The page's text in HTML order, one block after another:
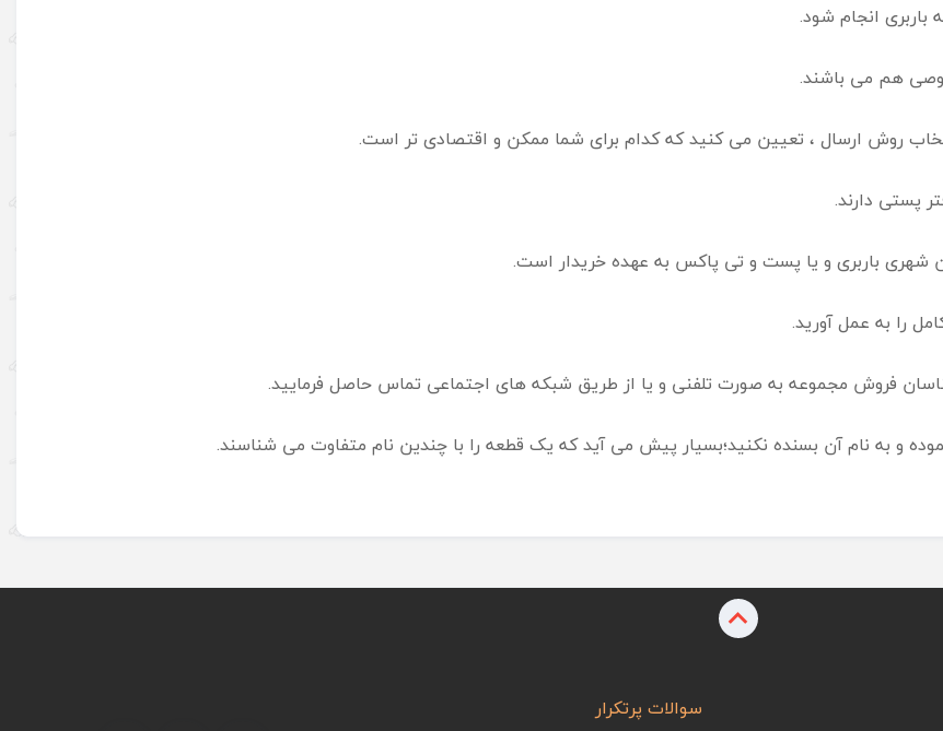
انجام شود.
هم می باشند.
روش ارسال ، تعیین می کنید که کدام برای شما ممکن و اقتصادی تر است.
پستی دارند.
شهری باربری و یا پست و تی پاکس به عهده خریدار است.
را به عمل آورید.
فروش مجموعه به صورت تلفنی و یا از طریق شبکه های اجتماعی تماس حاصل فرمایید.
و به نام آن بسنده نکنید؛بسیار پیش می آید که یک قطعه را با چندین نام متفاوت می شناسند.
سوالات پرتکرار